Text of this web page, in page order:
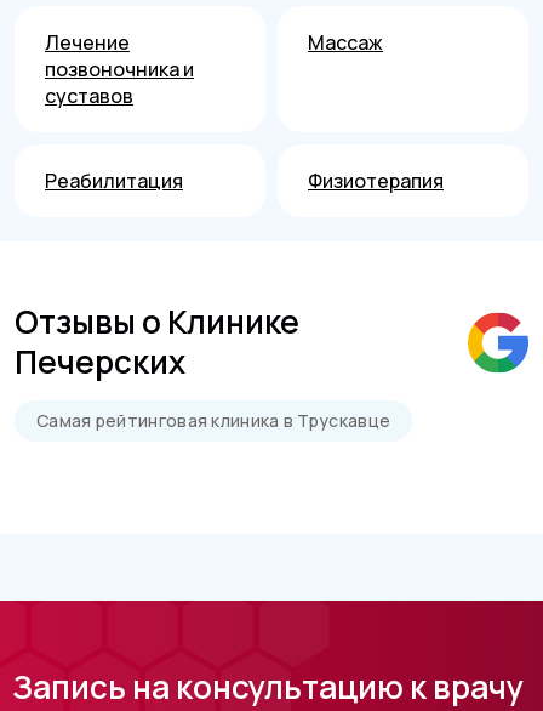
Лечение
позвоночника и
суставов
Массаж
Реабилитация Физиотерапия
Отзывы о Клинике
Печерских
Самая рейтинговая клиника в Трускавце
Запись на консультацию к врачу